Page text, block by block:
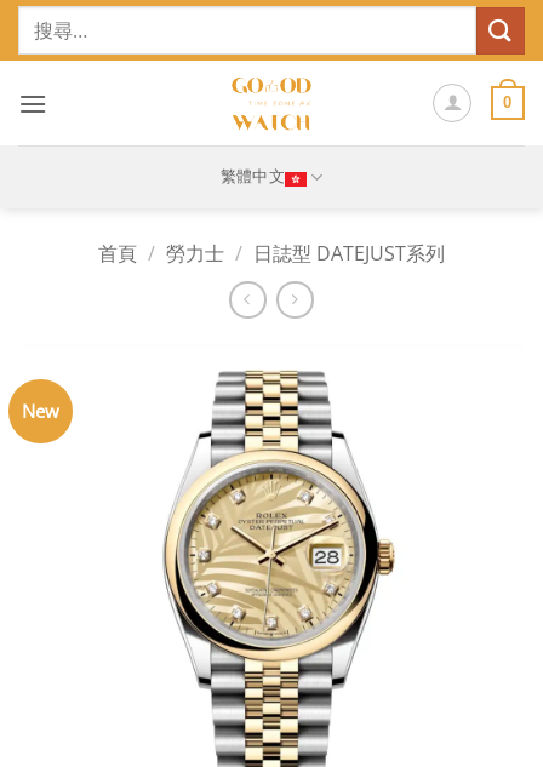
Skip
鍵
0
繁體中文
首頁 / 勞力士 / 日誌型 DATEJUST系列
New